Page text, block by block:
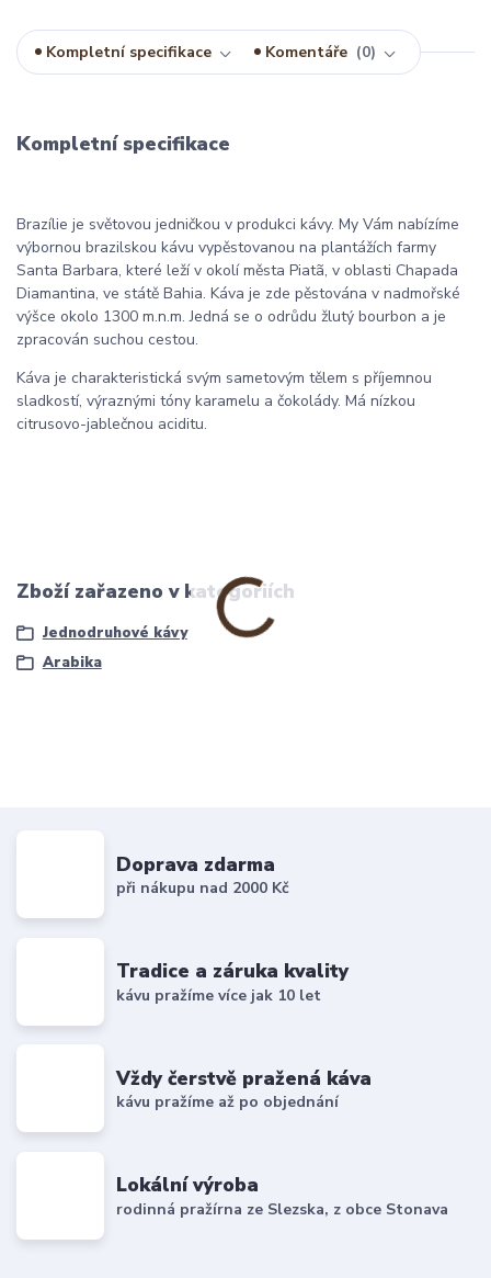
Kompletní specifikace Komentáře 0
Kompletní specifikace
Brazílie je světovou jedničkou v produkci kávy. My Vám nabízíme
výbornou brazilskou kávu vypěstovanou na plantážích farmy
Santa Barbara, které leží v okolí města Piatã, v oblasti Chapada
Diamantina, ve státě Bahia. Káva je zde pěstována v nadmořské
výšce okolo 1300 m.n.m. Jedná se o odrůdu žlutý bourbon a je
zpracován suchou cestou.
Káva je charakteristická svým sametovým tělem s příjemnou
sladkostí, výraznými tóny karamelu a čokolády. Má nízkou
citrusovo-jablečnou aciditu.
Zboží zařazeno v kategoriích
Jednodruhové kávy
Arabika
Doprava zdarma
při nákupu nad 2000 Kč
Tradice a záruka kvality
kávu pražíme více jak 10 let
Vždy čerstvě pražená káva
kávu pražíme až po objednání
Lokální výroba
rodinná pražírna ze Slezska, z obce Stonava